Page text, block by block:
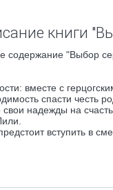
книги
содержание "Выбор
вместе с
спасти честь
надежды на
вступить в